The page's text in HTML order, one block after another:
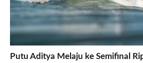
Putu Aditya Melaju ke Semifinal